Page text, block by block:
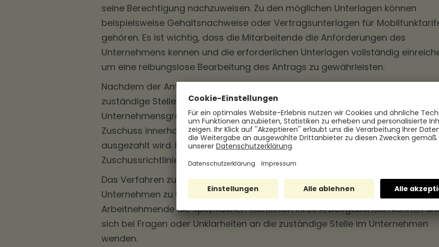
seine Berechtigung nachzuweisen. Zu den möglichen Unterlagen können
beispielsweise Gehaltsnachweise oder Vertragsunterlagen für
gehören. Es ist wichtig, dass die Mitarbeitende die Anforderungen des
Unternehmens kennen und die erforderlichen Unterlagen vollständig
um eine reibungslose Bearbeitung des Antrags zu gewährleisten.
Nachdem der Antrag eingereicht wurde, erfolgt die Bearbeitung durch die
zuständige Stelle im Unternehmen. Die Bearbeitungszeit kann je nach
Unternehmensgröße und -struktur variieren. Es ist jedoch üblich, dass der
Zuschuss innerhalb eines bestimmten Zeitraums nach Einreichung des
ausgezahlt wird. Die genauen Auszahlungsmodalitäten werden in den
Zuschussrichtlinien des jeweiligen Unternehmens festgelegt.
Das Verfahren zur Gewährung von Handy- und Telefonzuschüssen kann von
Unternehmen zu Unternehmen unterschiedlich sein. Es ist daher wichtig, dass
Arbeitnehmende die spezifischen Richtlinien ihres Arbeitgebenden kennen
sich bei Fragen oder Unklarheiten an die zuständige Stelle im Unternehmen
wenden.